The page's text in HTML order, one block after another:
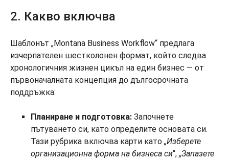
2. Какво включва
Шаблонът „Montana Business Workflow“ предлага
изчерпателен шестколонен формат, който следва
хронологичния жизнен цикъл на един бизнес — от
първоначалната концепция до дългосрочната
поддръжка:
Планиране и подготовка: Започнете
пътуването си, като определите основата си.
Тази рубрика включва карти като „Изберете
организационна форма на бизнеса си“, „Запазете